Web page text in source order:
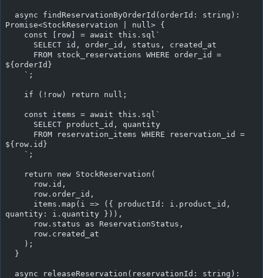
Promise<StockReservation | null> {
    const [row] = await this.sql`
      SELECT id, order_id, status, created_at
${orderId}
    `;
    if (!row) return null;
    const items = await this.sql`
      SELECT product_id, quantity
${row.id}
    `;
    return new StockReservation(
      row.id,
      row.order_id,
quantity: i.quantity })),
      row.status as ReservationStatus,
      row.created_at
    );
  }